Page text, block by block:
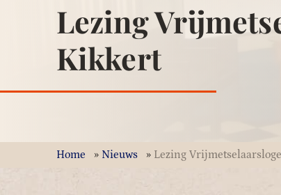
Lezing
Kikkert
Home » Nieuws » Lezing